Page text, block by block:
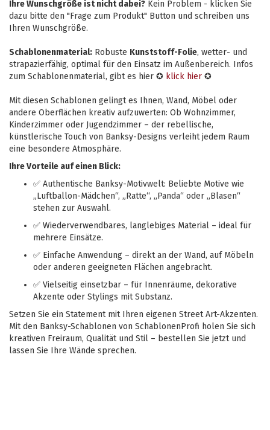
Ihre Wunschgröße ist nicht dabei? Kein Problem - klicken Sie
dazu bitte den "Frage zum Produkt" Button und schreiben uns
Ihren Wunschgröße.
Schablonenmaterial: Robuste Kunststoff-Folie, wetter- und
strapazierfähig, optimal für den Einsatz im Außenbereich. Infos
zum Schablonenmaterial, gibt es hier ✪ klick hier ✪
Mit diesen Schablonen gelingt es Ihnen, Wand, Möbel oder
andere Oberflächen kreativ aufzuwerten: Ob Wohnzimmer,
Kinderzimmer oder Jugendzimmer – der rebellische,
künstlerische Touch von Banksy-Designs verleiht jedem Raum
eine besondere Atmosphäre.
Ihre Vorteile auf einen Blick:
✅ Authentische Banksy-Motivwelt: Beliebte Motive wie
„Luftballon-Mädchen“, „Ratte“, „Panda“ oder „Blasen“
stehen zur Auswahl.
✅ Wiederverwendbares, langlebiges Material – ideal für
mehrere Einsätze.
✅ Einfache Anwendung – direkt an der Wand, auf Möbeln
oder anderen geeigneten Flächen angebracht.
✅ Vielseitig einsetzbar – für Innenräume, dekorative
Akzente oder Stylings mit Substanz.
Setzen Sie ein Statement mit Ihren eigenen Street Art-Akzenten.
Mit den Banksy-Schablonen von SchablonenProfi holen Sie sich
kreativen Freiraum, Qualität und Stil – bestellen Sie jetzt und
lassen Sie Ihre Wände sprechen.